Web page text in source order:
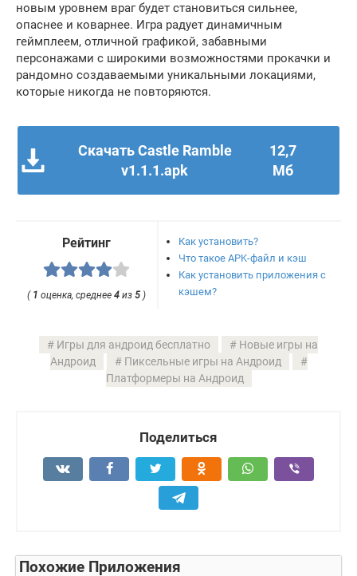
новым уровнем враг будет становиться сильнее,
опаснее и коварнее. Игра радует динамичным
геймплеем, отличной графикой, забавными
персонажами с широкими возможностями прокачки и
рандомно создаваемыми уникальными локациями,
которые никогда не повторяются.
Скачать Castle Ramble
v1.1.1.apk
12,7
Мб
Рейтинг
( 1 оценка, среднее4 из5 )
Как установить?
Что такое APK-файл и кэш
Как установить приложения с
кэшем?
Игры для андроид бесплатно
Новые игры на
Андроид
Пиксельные игры на Андроид
Платформеры на Андроид
Поделиться
Похожие Приложения